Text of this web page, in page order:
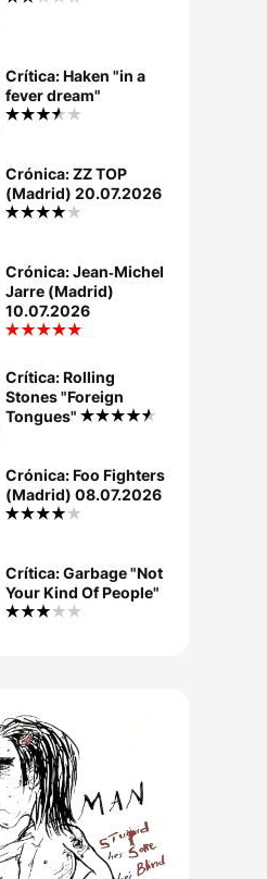
Crítica: Haken "in a
fever dream"
Crónica: ZZ TOP
(Madrid) 20.07.2026
Crónica: Jean‐Michel
Jarre (Madrid)
10.07.2026
Crítica: Rolling
Stones "Foreign
Tongues"
Crónica: Foo Fighters
(Madrid) 08.07.2026
Crítica: Garbage "Not
Your Kind Of People"